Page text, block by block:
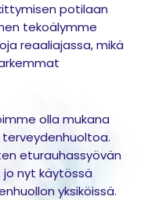
potilaan
tekoälymme
reaaliajassa, mikä
olla mukana
eturauhassyövän
nyt käytössä
yksiköissä.